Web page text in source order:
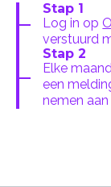
Stap 1
Log in op
verstuurd
Stap 2
Elke
een
nemen